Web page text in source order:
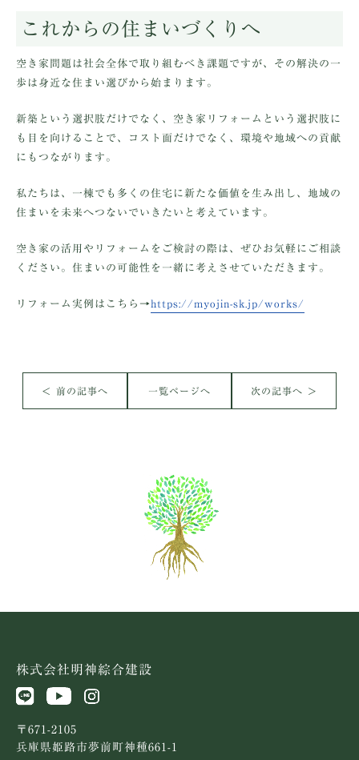
これからの住まいづくりへ
空き家問題は社会全体で取り組むべき課題ですが、その解決の一
歩は身近な住まい選びから始まります。
新築という選択肢だけでなく、空き家リフォームという選択肢に
も目を向けることで、コスト面だけでなく、環境や地域への貢献
にもつながります。
私たちは、一棟でも多くの住宅に新たな価値を生み出し、地域の
住まいを未来へつないでいきたいと考えています。
空き家の活用やリフォームをご検討の際は、ぜひお気軽にご相談
ください。住まいの可能性を一緒に考えさせていただきます。
リフォーム実例はこちら→https://myojin-sk.jp/works/
＜ 前の記事へ 一覧ページへ 次の記事へ ＞
株式会社明神綜合建設
〒671-2105
兵庫県姫路市夢前町神種661-1